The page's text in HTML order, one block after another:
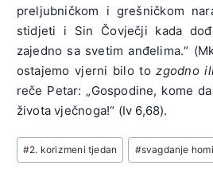
preljubničkom i grešničkom
stidjeti i Sin Čovječji kada
zajedno sa svetim anđelima.“
ostajemo vjerni bilo tozgodno
reče Petar: „Gospodine, kome
života vječnoga!“ (Iv 6,68).
Post
Tags:
#2. korizmeni tjedan #svagdanje